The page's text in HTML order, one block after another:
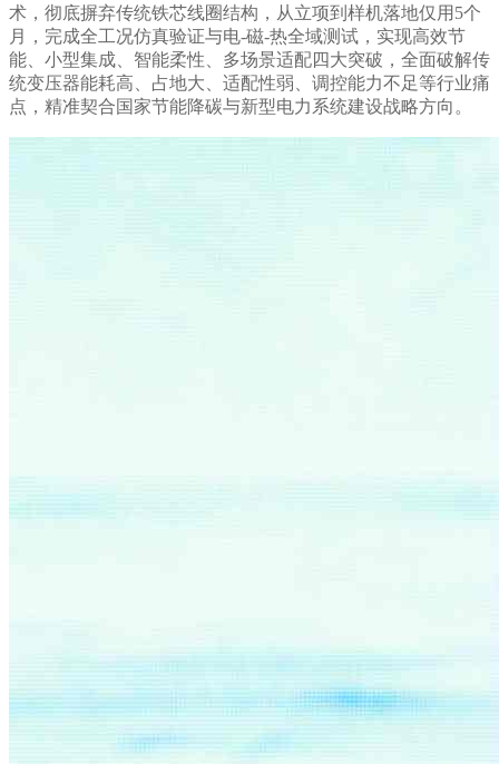
术，彻底摒弃传统铁芯线圈结构，从立项到样机落地仅用 5个
月，完成全工况仿真验证与电-磁-热全域测试，实现高效节
能、小型集成、智能柔性、多场景适配四大突破，全面破解传
统变压器能耗高、占地大、适配性弱、调控能力不足等行业痛
点，精准契合国家节能降碳与新型电力系统建设战略方向。